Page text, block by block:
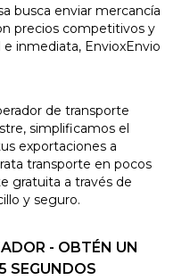
busca enviar mercancía
precios competitivos y
inmediata, EnvioxEnvio
de transporte
simplificamos el
exportaciones a
transporte en pocos
gratuita a través de
y seguro.
- OBTÉN UN
SEGUNDOS